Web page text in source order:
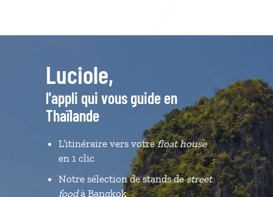
Luciole,
l'appli qui vous guide en
Thaïlande
L’itinéraire vers votrefloat house
en 1 clic
Notre sélection de stands destreet
foodà Bangkok